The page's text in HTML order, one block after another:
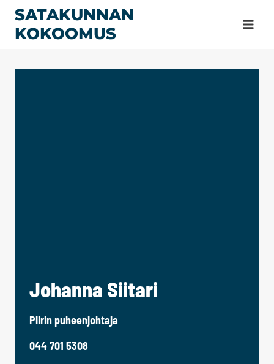
Siirry
sisältöön
SATAKUNNAN
KOKOOMUS
Johanna Siitari
Piirin puheenjohtaja
044 701 5308